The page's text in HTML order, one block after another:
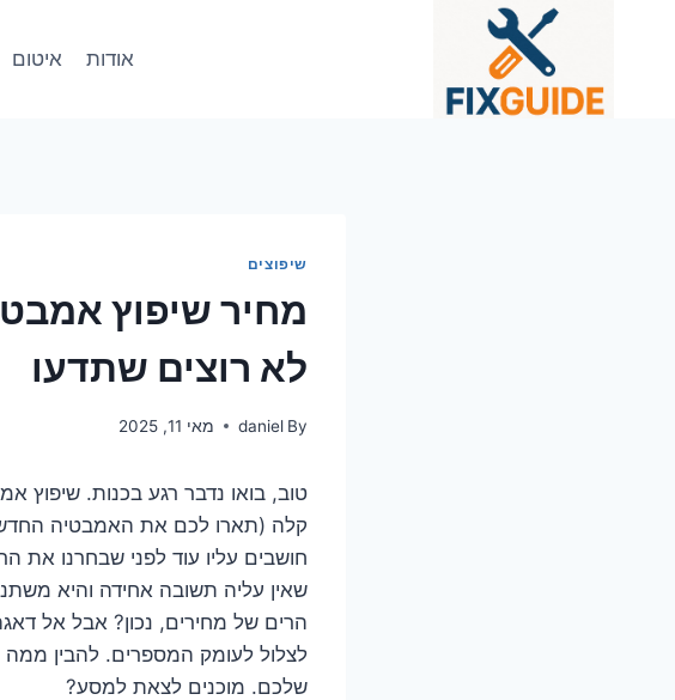
אודות איטום
שיפוצים
מחיר שיפוץ
לא רוצים שתדעו
By
daniel מאי 11, 2025
טוב, בואו נדבר רגע בכנות.
קלה (תארו לכם את האמבטיה
חושבים עליו עוד לפני שבחרנו את
שאין עליה תשובה אחידה והיא
לצלול לעומק המספרים. להבין
שלכם. מוכנים לצאת למסע?